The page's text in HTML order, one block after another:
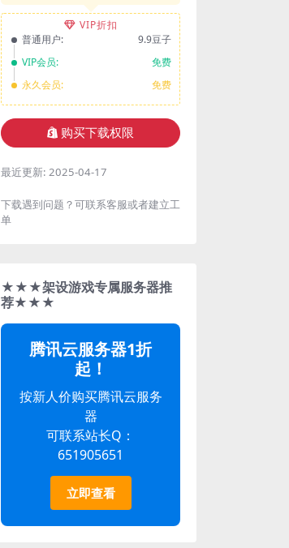
VIP折扣
普通用户:
9.9豆子
VIP会员:
免费
永久会员:
免费
购买下载权限
最近更新: 2025-04-17
下载遇到问题？可联系客服或者建立工
单
★★★架设游戏专属服务器推
荐★★★
腾讯云服务器1折
起！
按新人价购买腾讯云服务
器
可联系站长Q：
651905651
立即查看